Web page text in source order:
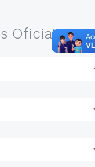
Oficiais